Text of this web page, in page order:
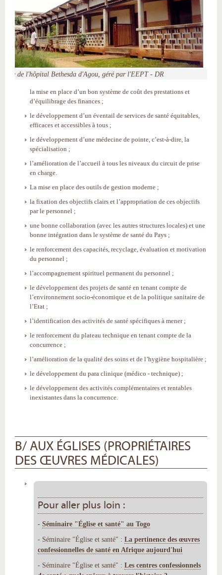
Vue de l'hôpital Bethesda d'Agou, géré par l'EEPT - DR
la mise en place d’un bon système de coût des prestations et
d’équilibrage des finances ;
le développement d’un éventail de services de santé équitables,
efficaces et accessibles à tous ;
le développement d’une médecine de pointe, c’est-à-dire, la
spécialisation ;
l’amélioration de l’accueil à tous les niveaux du circuit de prise
en charge.
La mise en place des outils de gestion moderne ;
la fixation des objectifs clairs et l’appropriation de ces objectifs
par le personnel ;
une bonne collaboration (avec les autres structures locales) et une
bonne intégration dans le système de santé du Pays ;
le renforcement des capacités, recyclage, évaluation et motivation
du personnel ;
l’accompagnement spirituel permanent du personnel ;
le développement des projets de santé en tenant compte de
l’environnement socio-économique et de la politique sanitaire de
l’Etat ;
l’identification des activités de santé spécifiques à mener ;
le renforcement du plateau technique en tenant compte de la
concurrence ;
l’amélioration de la qualité des soins et de l’hygiène hospitalière ;
le développement du para clinique (médico - technique) ;
le développement des activités complémentaires et rentables
inexistantes dans la concurrence.
B/ AUX ÉGLISES (PROPRIÉTAIRES
DES ŒUVRES MÉDICALES)
Pour aller plus loin :
- Séminaire "Église et santé" au Togo
- Séminaire "Église et santé" : La pertinence des œuvres
confessionnelles de santé en Afrique aujourd'hui
- Séminaire "Église et santé" : Les centres confessionnels